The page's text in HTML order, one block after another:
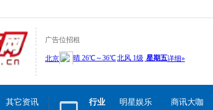
广告位招租
其它资讯
行业 明星娱乐
商讯大咖